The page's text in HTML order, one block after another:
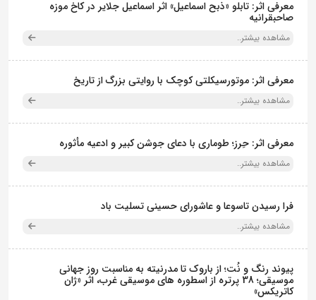
معرفی اثر: تابلو «ذبح اسماعیل» اثر اسماعیل جلایر در کاخ موزه
صاحبقرانیه
مشاهده بیشتر..
معرفی اثر: موتورسیکلتی کوچک با روایتی بزرگ از تاریخ
مشاهده بیشتر..
معرفی اثر: حِرز؛ طوماری با دعای جوشن کبیر و ادعیه مأثوره
مشاهده بیشتر..
فرا رسیدن تاسوعا و عاشورای حسینی تسلیت باد
مشاهده بیشتر..
پیوند رنگ و نُت؛ از باروک تا مدرنیته به مناسبت روز جهانی
موسیقی؛ 38 پرتره از اسطوره های موسیقی غرب، اثر «ژان
کاتریکس»